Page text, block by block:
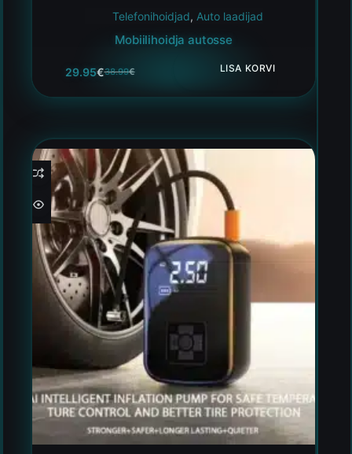
Telefonihoidjad, Auto laadijad
Mobiilihoidja autosse
38.99€
29.95€ LISA KORVI